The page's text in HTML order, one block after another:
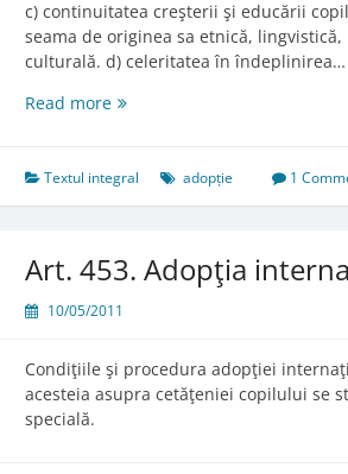
c) continuitatea creşterii şi educării
seama de originea sa etnică, lingvistică,
culturală. d) celeritatea în îndeplinirea…
Read moreArt.
adopţiei
Textul integral adopție 1
Art. 453. Adopţia
10/05/2011
Condiţiile şi procedura adopţiei
acesteia asupra cetăţeniei copilului se
specială.